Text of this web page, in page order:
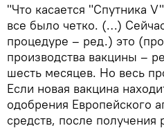
"Что касается "Спутника
все было четко. (…)
процедуре – ред.) это
производства вакцины –
шесть месяцев. Но весь
Если новая вакцина
одобрения Европейского
средств, после получения